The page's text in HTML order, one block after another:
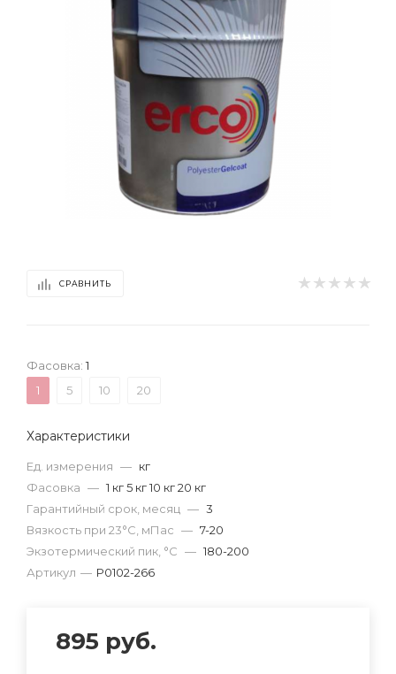
СРАВНИТЬ
Фасовка: 1
1
5 10 20
Характеристики
Ед. измерения — кг
Фасовка — 1 кг 5 кг 10 кг 20 кг
Гарантийный срок, месяц — 3
Вязкость при 23°С, мПас — 7-20
Экзотермический пик, °C — 180-200
Артикул — Р0102-266
895 руб.